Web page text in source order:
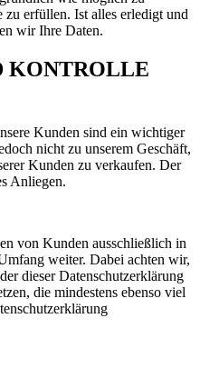
erfüllen. Ist alles erledigt und
wir Ihre Daten.
KONTROLLE
Kunden sind ein wichtiger
nicht zu unserem Geschäft,
Kunden zu verkaufen. Der
Anliegen.
von Kunden ausschließlich in
weiter. Dabei achten wir,
dieser Datenschutzerklärung
die mindestens ebenso viel